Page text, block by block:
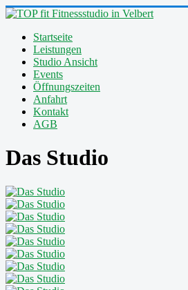
Startseite
Leistungen
Studio Ansicht
Events
Öffnungszeiten
Anfahrt
Kontakt
AGB
Das Studio